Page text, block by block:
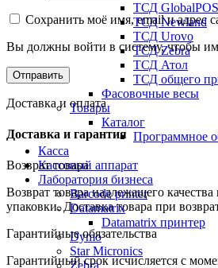
ТСД GlobalPOS
ТСД Newland
ТСД Urovo
ТСД Zebra
ТСД Атол
ТСД общего
Фасовочные весы
Товары
Каталог
Программное
Касса
Кассовый аппарат
Лаборатория бизнеса
Barcode printer
Datamatrix
Datamatrix принтер
Dymo
Star Micronics
Zebra
Сохранить моё имя, email и адрес
Вы должны войти в систему, чтобы
Доставка и оплата
Доставка и гарантия
Возврат товара
Возврат товара надлежащего
упаковки. Доставка товара при
Гарантийные обязательства
Гарантийный срок исчисляется с